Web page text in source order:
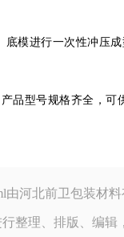
进行一次性冲压
号规格齐全，可
由河北前卫包装材
整理、排版、编